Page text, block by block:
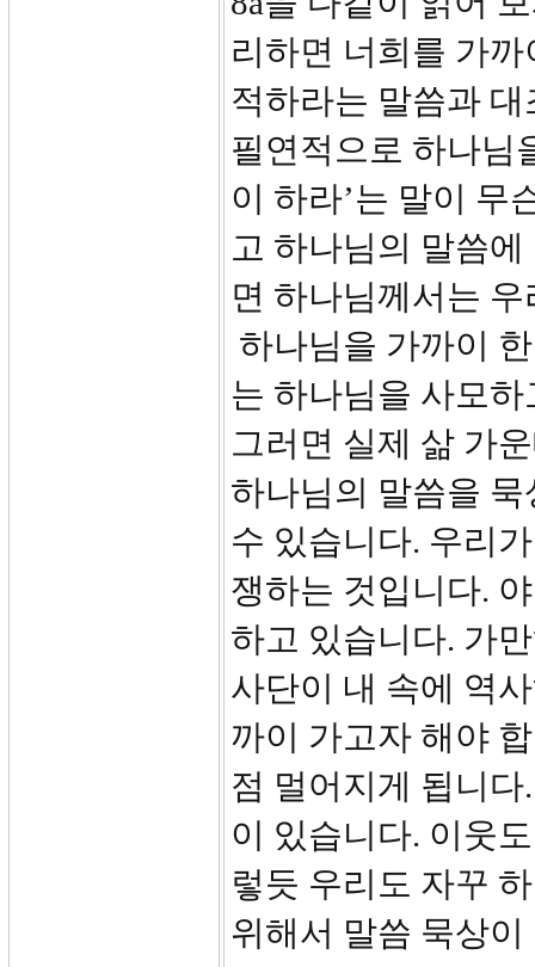
리하면 너희를 가
적하라는 말씀과
필연적으로 하나님
이 하라’는 말이 무
고 하나님의 말씀
면 하나님께서는
하나님을 가까이
는 하나님을 사모
그러면 실제 삶 가
하나님의 말씀을
수 있습니다. 우리
쟁하는 것입니다.
하고 있습니다. 가
사단이 내 속에 역
까이 가고자 해야
점 멀어지게 됩니다
이 있습니다. 이웃
렇듯 우리도 자꾸
위해서 말씀 묵상